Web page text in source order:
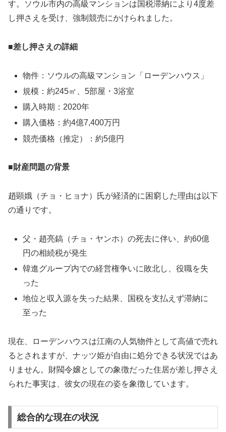
す。ソウル市内の高級マンションは国税滞納により4度差
し押さえを受け、強制競売にかけられました。
■差し押さえの詳細
物件：ソウルの高級マンション「ローデンハウス」
規模：約245㎡、5部屋・3浴室
購入時期：2020年
購入価格：約4億7,400万円
競売価格（推定）：約5億円
■財産問題の背景
趙顕娥（チョ・ヒョナ）氏が経済的に困窮した理由は以下
の通りです。
父・趙亮鎬（チョ・ヤンホ）の死去に伴い、約60億
円の相続税が発生
韓進グループ内での経営権争いに敗北し、役職を失
った
地位と収入源を失った結果、国税を支払えず滞納に
至った
現在、ローデンハウスは江南の人気物件として高値で売れ
るとされますが、ナッツ姫が自由に処分できる状況ではあ
りません。財閥令嬢としての象徴だった住居が差し押さえ
られた事実は、彼女の現在の姿を象徴しています。
総合的な現在の状況